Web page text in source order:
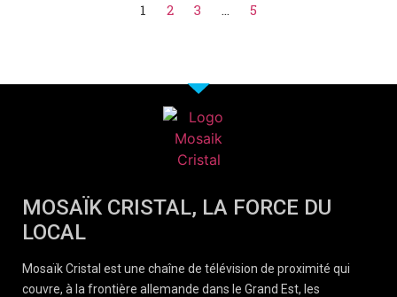
1 2 3 … 5
MOSAÏK CRISTAL, LA FORCE DU
LOCAL
Mosaïk Cristal est une chaîne de télévision de proximité qui
couvre, à la frontière allemande dans le Grand Est, les